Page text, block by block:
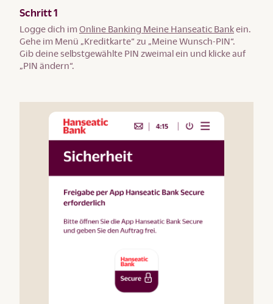
Schritt 1
Logge dich im Online Banking Meine Hanseatic Bankein.
Gehe im Menü „Kreditkarte“ zu „Meine Wunsch-PIN“.
Gib deine selbstgewählte PIN zweimal ein und klicke auf
„PIN ändern“.